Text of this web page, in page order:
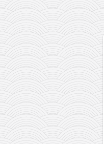
članarina
kontakt
besplatna e-knjiga
termini treninga
moja priča
moja priča
fotke
kontakt